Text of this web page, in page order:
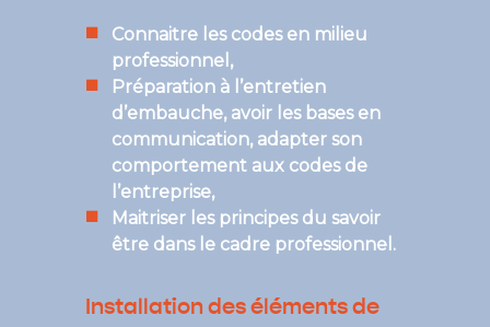
Connaitre les codes en milieu
professionnel,
Préparation à l’entretien
d’embauche, avoir les bases en
communication, adapter son
comportement aux codes de
l’entreprise,
Maitriser les principes du savoir
être dans le cadre professionnel.
Installation des éléments de